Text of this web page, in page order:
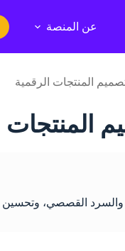
عن المنصة
المنتجات الرقمية
المنتجات